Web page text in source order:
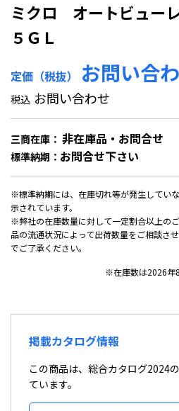
ミクロ オートビュー
５ＧＬ
定価（税抜） お問い合
税込 お問い合わせ
三商在庫： 非在庫品・お問合せ
標準納期： お問合せ下さい
※標準納期には、在庫切れ等が発生してい
示されています。
※弊社の在庫数量に対して一定割合以上の
品の流通状況によって出荷数量をご相談さ
でご了承ください。
※在庫数は2026年
掲載カタログ情報
この商品は、総合カタログ2024
ています。